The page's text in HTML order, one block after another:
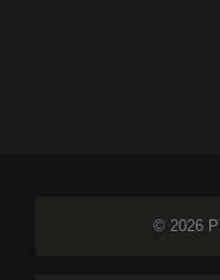
© 2026